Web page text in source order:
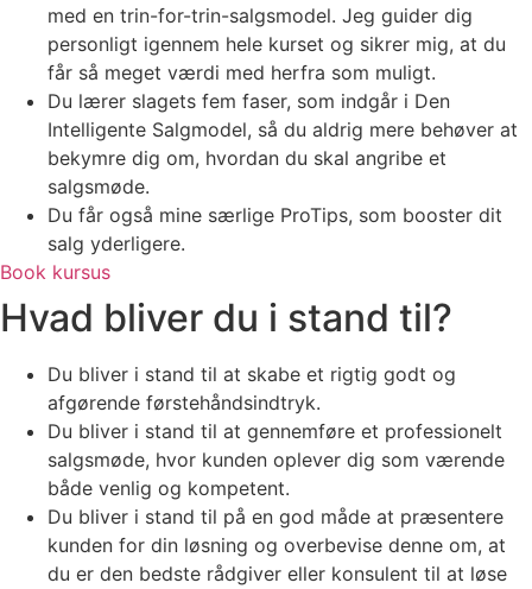
med en trin-for-trin-salgsmodel. Jeg guider dig
personligt igennem hele kurset og sikrer mig, at du
får så meget værdi med herfra som muligt.
Du lærer slagets fem faser, som indgår i Den
Intelligente Salgmodel, så du aldrig mere behøver at
bekymre dig om, hvordan du skal angribe et
salgsmøde.
Du får også mine særlige ProTips, som booster dit
salg yderligere.
Book kursus
Hvad bliver du i stand til?
Du bliver i stand til at skabe et rigtig godt og
afgørende førstehåndsindtryk.
Du bliver i stand til at gennemføre et professionelt
salgsmøde, hvor kunden oplever dig som værende
både venlig og kompetent.
Du bliver i stand til på en god måde at præsentere
kunden for din løsning og overbevise denne om, at
du er den bedste rådgiver eller konsulent til at løse